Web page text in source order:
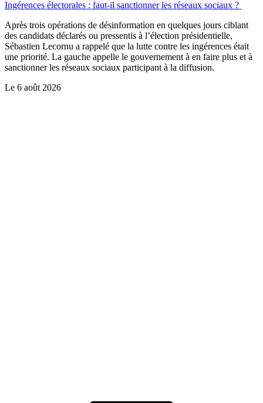
Ingérences électorales : faut-il sanctionner les réseaux sociaux ?
Après trois opérations de désinformation en quelques jours ciblant
des candidats déclarés ou pressentis à l’élection présidentielle,
Sébastien Lecornu a rappelé que la lutte contre les ingérences était
une priorité. La gauche appelle le gouvernement à en faire plus et à
sanctionner les réseaux sociaux participant à la diffusion.
Le 6 août 2026